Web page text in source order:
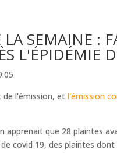
LA SEMAINE :
L'ÉPIDÉMIE
de l'émission, et l'émission
apprenait que 28 plaintes
covid 19, des plaintes